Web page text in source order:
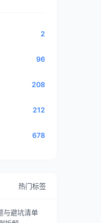
2
96
208
212
678
热门标签
与避坑清单